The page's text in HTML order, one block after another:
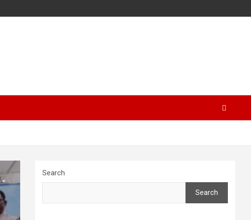
Search
Search